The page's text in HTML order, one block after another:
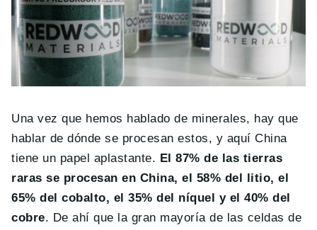
Una vez que hemos hablado de minerales, hay que
hablar de dónde se procesan estos, y aquí China
tiene un papel aplastante. El 87% de las tierras
raras se procesan en China, el 58% del litio, el
65% del cobalto, el 35% del níquel y el 40% del
cobre. De ahí que la gran mayoría de las celdas de